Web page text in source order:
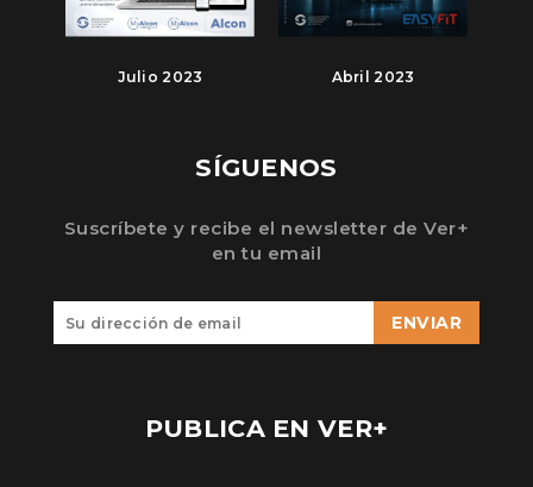
Julio 2023 Abril 2023
SÍGUENOS
Suscríbete y recibe el newsletter de Ver+
en tu email
ENVIAR
PUBLICA EN VER+